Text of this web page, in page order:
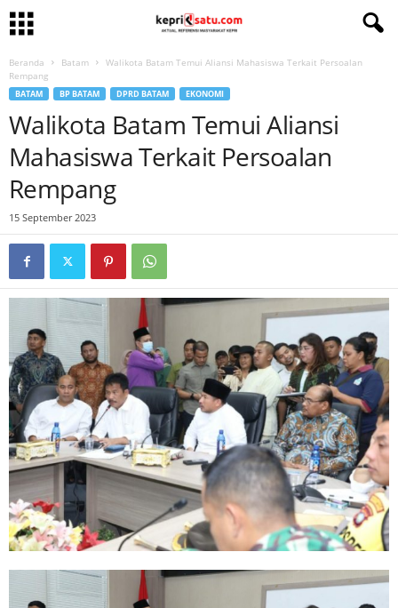
Beranda Batam
Walikota Batam Temui Aliansi Mahasiswa Terkait Persoalan
Rempang
BATAM BP BATAM DPRD BATAM EKONOMI
Walikota Batam Temui Aliansi
Mahasiswa Terkait Persoalan
Rempang
15 September 2023